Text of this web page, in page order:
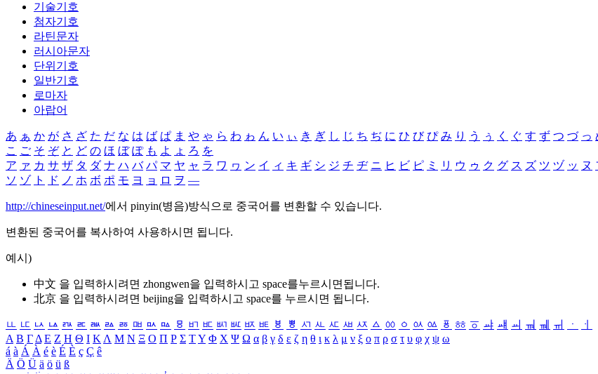
기술기호
첨자기호
라틴문자
러시아문자
단위기호
일반기호
로마자
아랍어
あ ぁ か が さ ざ た だ な は ば ぱ ま や ゃ ら わ ゎ ん い ぃ き ぎ し じ ち ぢ に ひ び ぴ み り う ぅ く ぐ す ず つ づ っ
こ ご そ ぞ と ど の ほ ぼ ぽ も よ ょ ろ を
ア ァ カ サ ザ タ ダ ナ ハ バ パ マ ヤ ャ ラ ワ ヮ ン イ ィ キ ギ シ ジ チ ヂ ニ ヒ ビ ピ ミ リ ウ ゥ ク グ ス ズ ツ ヅ ッ ヌ
ソ ゾ ト ド ノ ホ ボ ポ モ ヨ ョ ロ ヲ ―
http://chineseinput.net/에서 pinyin(병음)방식으로 중국어를 변환할 수 있습니다.
변환된 중국어를 복사하여 사용하시면 됩니다.
예시)
中文 을 입력하시려면 zhongwen을 입력하시고 space를누르시면됩니다.
北京 을 입력하시려면 beijing을 입력하시고 space를 누르시면 됩니다.
ㅥ ㅦ ㅧ ㅨ ㅩ ㅪ ㅫ ㅬ ㅭ ㅮ ㅯ ㅰ ㅱ ㅲ ㅳ ㅴ ㅵ ㅶ ㅷ ㅸ ㅹ ㅺ ㅻ ㅼ ㅽ ㅾ ㅿ ㆀ ㆁ ㆂ ㆃ ㆄ ㆅ ㆆ ㆇ ㆈ ㆉ ㆊ ㆋ ㆌ ㆍ
ㆎ
Α Β ΓΔ Ε Ζ Η Θ Ι ΚΛ Μ Ν Ξ Ο Π Ρ Σ ΤΥ Φ Χ Ψ Ω α β γ δ ε ζ η θ ι κ λ μ ν ξ ο π ρ σ τ υ φ χ ψ ω
á à Á À é è É È ç Ç ê
Ä Ö Ü ä ö ü ß